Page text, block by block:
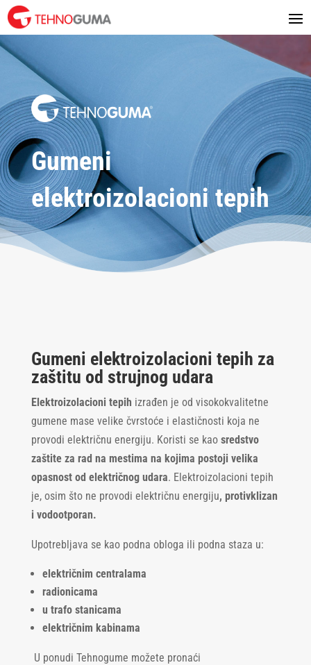
Gumeni
elektroizolacioni tepih
Gumeni elektroizolacioni tepih za
zaštitu od strujnog udara
Elektroizolacioni tepih izrađen je od visokokvalitetne
gumene mase velike čvrstoće i elastičnosti koja ne
provodi električnu energiju. Koristi se kao sredstvo
zaštite za rad na mestima na kojima postoji velika
opasnost od električnog udara. Elektroizolacioni tepih
je, osim što ne provodi električnu energiju, protivklizan
i vodootporan.
Upotrebljava se kao podna obloga ili podna staza u:
električnim centralama
radionicama
u trafo stanicama
električnim kabinama
U ponudi Tehnogume možete pronaći